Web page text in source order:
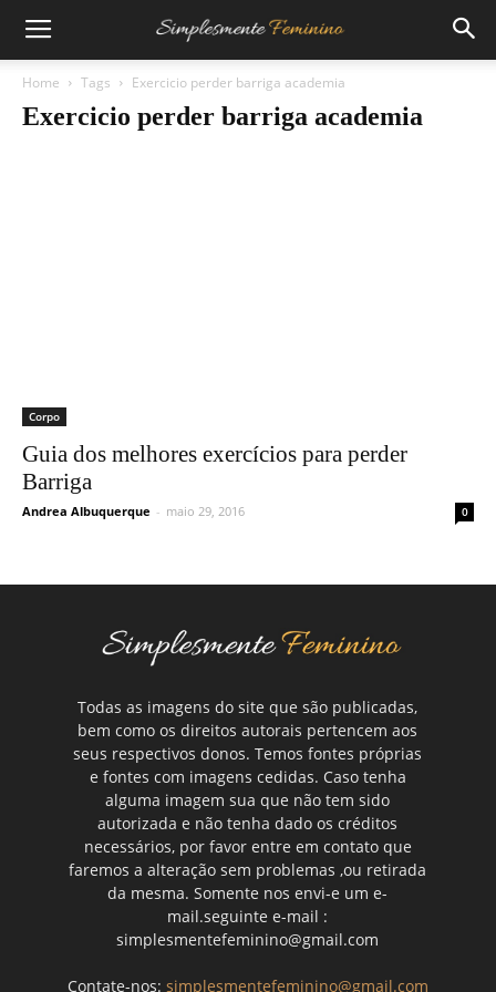
Home Tags Exercicio perder barriga academia
Exercicio perder barriga academia
Corpo
Guia dos melhores exercícios para perder
Barriga
Andrea Albuquerque - maio 29, 2016 0
Todas as imagens do site que são publicadas,
bem como os direitos autorais pertencem aos
seus respectivos donos. Temos fontes próprias
e fontes com imagens cedidas. Caso tenha
alguma imagem sua que não tem sido
autorizada e não tenha dado os créditos
necessários, por favor entre em contato que
faremos a alteração sem problemas ,ou retirada
da mesma. Somente nos envi-e um e-
mail.seguinte e-mail :
simplesmentefeminino@gmail.com
Contate-nos: simplesmentefeminino@gmail.com